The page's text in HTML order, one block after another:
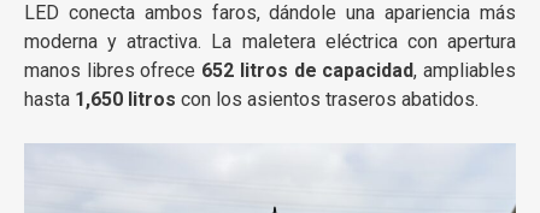
LED conecta ambos faros, dándole una apariencia más
moderna y atractiva. La maletera eléctrica con apertura
manos libres ofrece 652 litros de capacidad, ampliables
hasta 1,650 litros con los asientos traseros abatidos.